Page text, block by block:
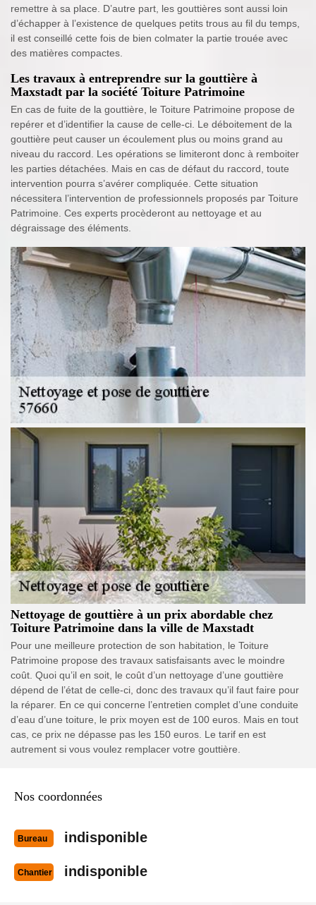
remettre à sa place. D’autre part, les gouttières sont aussi loin
d’échapper à l’existence de quelques petits trous au fil du temps,
il est conseillé cette fois de bien colmater la partie trouée avec
des matières compactes.
Les travaux à entreprendre sur la gouttière à
Maxstadt par la société Toiture Patrimoine
En cas de fuite de la gouttière, le Toiture Patrimoine propose de
repérer et d’identifier la cause de celle-ci. Le déboitement de la
gouttière peut causer un écoulement plus ou moins grand au
niveau du raccord. Les opérations se limiteront donc à remboiter
les parties détachées. Mais en cas de défaut du raccord, toute
intervention pourra s’avérer compliquée. Cette situation
nécessitera l’intervention de professionnels proposés par Toiture
Patrimoine. Ces experts procèderont au nettoyage et au
dégraissage des éléments.
Nettoyage de gouttière à un prix abordable chez
Toiture Patrimoine dans la ville de Maxstadt
Pour une meilleure protection de son habitation, le Toiture
Patrimoine propose des travaux satisfaisants avec le moindre
coût. Quoi qu’il en soit, le coût d’un nettoyage d’une gouttière
dépend de l’état de celle-ci, donc des travaux qu’il faut faire pour
la réparer. En ce qui concerne l’entretien complet d’une conduite
d’eau d’une toiture, le prix moyen est de 100 euros. Mais en tout
cas, ce prix ne dépasse pas les 150 euros. Le tarif en est
autrement si vous voulez remplacer votre gouttière.
Nos coordonnées
Bureau indisponible
Chantier indisponible